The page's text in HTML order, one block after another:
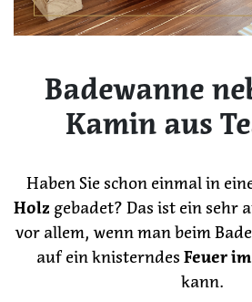
Badewanne
Kamin aus
Haben Sie schon einmal in
Holz gebadet? Das ist ein sehr
vor allem, wenn man beim
auf ein knisterndes Feuer
kann.